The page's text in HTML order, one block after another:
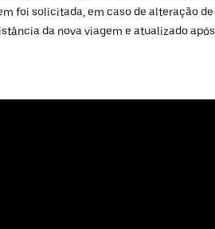
foi solicitada, em caso de alteração
da nova viagem e atualizado